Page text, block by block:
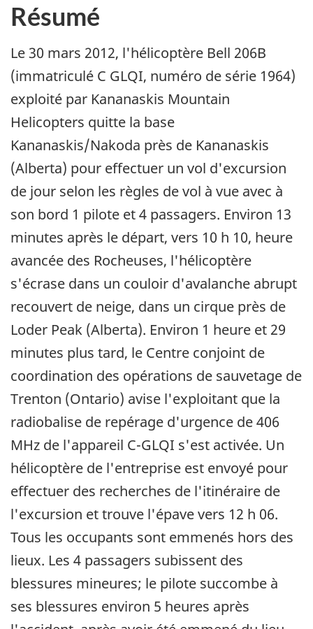
Résumé
Le 30 mars 2012, l'hélicoptère Bell 206B
(immatriculé C GLQI, numéro de série 1964)
exploité par Kananaskis Mountain
Helicopters quitte la base
Kananaskis/Nakoda près de Kananaskis
(Alberta) pour effectuer un vol d'excursion
de jour selon les règles de vol à vue avec à
son bord 1 pilote et 4 passagers. Environ 13
minutes après le départ, vers 10 h 10, heure
avancée des Rocheuses, l'hélicoptère
s'écrase dans un couloir d'avalanche abrupt
recouvert de neige, dans un cirque près de
Loder Peak (Alberta). Environ 1 heure et 29
minutes plus tard, le Centre conjoint de
coordination des opérations de sauvetage de
Trenton (Ontario) avise l'exploitant que la
radiobalise de repérage d'urgence de 406
MHz de l'appareil C-GLQI s'est activée. Un
hélicoptère de l'entreprise est envoyé pour
effectuer des recherches de l'itinéraire de
l'excursion et trouve l'épave vers 12 h 06.
Tous les occupants sont emmenés hors des
lieux. Les 4 passagers subissent des
blessures mineures; le pilote succombe à
ses blessures environ 5 heures après